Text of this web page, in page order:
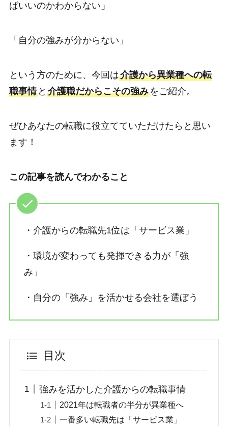
ばいいのかわからない」
「自分の強みが分からない」
という方のために、今回は介護から異業種への転
職事情と 介護職だからこその強みをご紹介。
ぜひあなたの転職に役立てていただけたらと思い
ます！
この記事を読んでわかること
・介護からの転職先1位は「サービス業」
・環境が変わっても発揮できる力が「強
み」
・自分の「強み」を活かせる会社を選ぼう
目次
強みを活かした介護からの転職事情
2021年は転職者の半分が異業種へ
一番多い転職先は「サービス業」